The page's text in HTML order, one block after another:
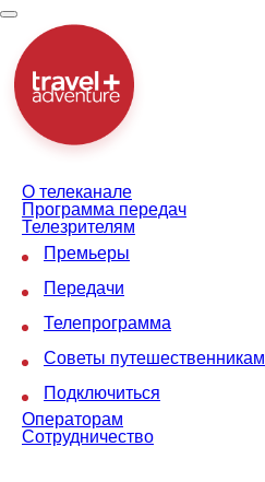
Toggle
navigation
О телеканале
Программа передач
Телезрителям
Премьеры
Передачи
Телепрограмма
Советы путешественникам
Подключиться
Операторам
Сотрудничество